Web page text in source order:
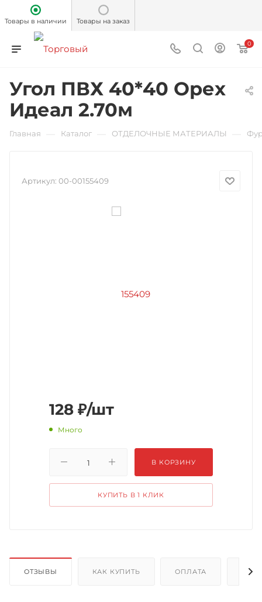
Товары в наличии Товары на заказ
0
Угол ПВХ 40*40 Орех
Идеал 2.70м
Главная Каталог ОТДЕЛОЧНЫЕ МАТЕРИАЛЫ
Артикул: 00-00155409
128 ₽/шт
Много
В КОРЗИНУ
КУПИТЬ В 1 КЛИК
ОТЗЫВЫ КАК КУПИТЬ ОПЛАТА